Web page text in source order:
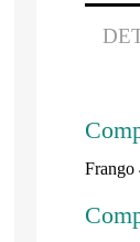
Frango